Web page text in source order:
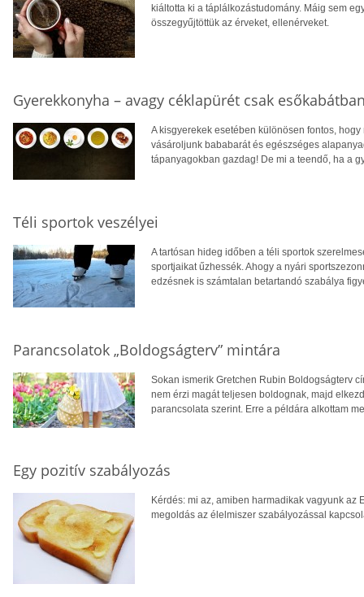
kiáltotta ki a táplálkozástudomány. Máig sem
összegyűjtöttük az érveket, ellenérveket.
Gyerekkonyha – avagy céklapürét csak
A kisgyerekek esetében különösen fontos,
vásároljunk bababarát és egészséges
tápanyagokban gazdag! De mi a teendő, ha a
Téli sportok veszélyei
A tartósan hideg időben a téli sportok
sportjaikat űzhessék. Ahogy a nyári
edzésnek is számtalan betartandó szabálya
Parancsolatok „Boldogságterv” mintára
Sokan ismerik Gretchen Rubin Boldogságterv
nem érzi magát teljesen boldognak, majd
parancsolata szerint. Erre a példára alkottam
Egy pozitív szabályozás
Kérdés: mi az, amiben harmadikak vagyunk
megoldás az élelmiszer szabályozással